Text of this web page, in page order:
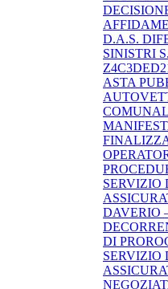
D.A.S.
SINISTRI
ASTA
SERVIZIO
DAVERIO
DI
SERVIZIO